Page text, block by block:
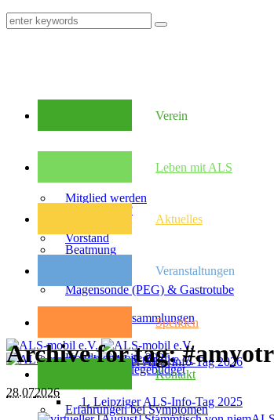
Verein
Mitglied werden
Vorstand
Mitglieder­versammlungen
Kondolenzseite 2025
Leben mit ALS
Was ist ALS?
Beatmung
Magensonde (PEG) & Gastrotube
Checkliste Pflegebudget
Erfahrungen bei Symptomen
Aktuelles
Veranstaltungen
2. Leipziger ALS-Info-Tag 2026
1. Leipziger ALS-Info-Tag 2025
Spenden
Kontakt
Archive for tag:
28.072026